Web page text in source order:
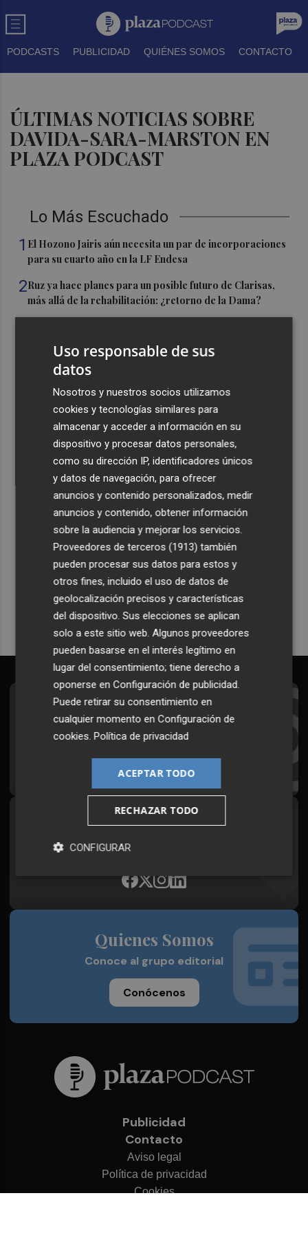
PODCASTS PUBLICIDAD QUIÉNES SOMOS CONTACTO
ÚLTIMAS NOTICIAS SOBRE
DAVIDA-SARA-MARSTON EN
PLAZA PODCAST
Lo Más Escuchado
1 El Hozono Jairis aún necesita un par de incorporaciones
para su cuarto año en la LF Endesa
2Ruz ya hace planes para un posible futuro de Clarisas,
más allá de la rehabilitación: ¿retorno de la Dama?
Castelló apuesta por convertir el eclipse en un referente
El Villarreal anuncia a sus seis capitanes: Gerard
Moreno, Foyth, Comesaña, Ayoze, Cardona y Logan
Costa
Recibe toda la actualidad de
Plaza Podcast en tu correo
Quiero suscribirme
Suscríbete al Boletín
Todos los días a primera hora en tu email
Síguenos en redes
Plaza Podcast, desde cualquier medio
Quienes Somos
Conoce al grupo editorial
Conócenos
Publicidad
Contacto
Aviso legal
Política de privacidad
Cookies
Uso responsable de sus
datos
Nosotros y nuestros socios utilizamos
cookies y tecnologías similares para
almacenar y acceder a información en su
dispositivo y procesar datos personales,
como su dirección IP, identificadores únicos
y datos de navegación, para ofrecer
anuncios y contenido personalizados, medir
anuncios y contenido, obtener información
sobre la audiencia y mejorar los servicios.
Proveedores de terceros (1913) también
pueden procesar sus datos para estos y
otros fines, incluido el uso de datos de
geolocalización precisos y características
del dispositivo. Sus elecciones se aplican
solo a este sitio web. Algunos proveedores
pueden basarse en el interés legítimo en
lugar del consentimiento; tiene derecho a
oponerse enConfiguración de publicidad.
Puede retirar su consentimiento en
cualquier momento enConfiguración de
cookies.Política de privacidad
ACEPTAR TODO
RECHAZAR TODO
CONFIGURAR